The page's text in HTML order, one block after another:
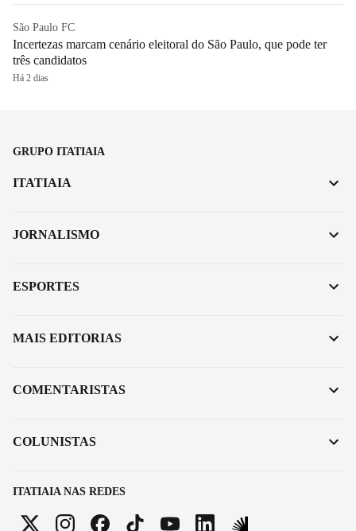
São Paulo FC
Incertezas marcam cenário eleitoral do São Paulo, que pode ter
três candidatos
Há 2 dias
GRUPO ITATIAIA
ITATIAIA NAS REDES
ITATIAIA
JORNALISMO
ESPORTES
MAIS EDITORIAS
COMENTARISTAS
COLUNISTAS